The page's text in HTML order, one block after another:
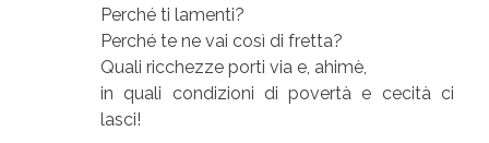
Perché ti lamenti?
Perché te ne vai così di fretta?
Quali ricchezze porti via e, ahimè,
in quali condizioni di povertà e cecità ci
lasci!